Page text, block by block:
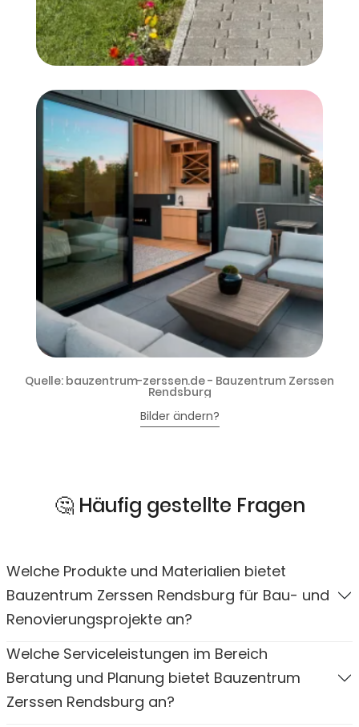
Quelle: bauzentrum-zerssen.de - Bauzentrum Zerssen
Rendsburg
Bilder ändern?
🤔 Häufig gestellte Fragen
Welche Produkte und Materialien bietet
Bauzentrum Zerssen Rendsburg für Bau- und
Renovierungsprojekte an?
Welche Serviceleistungen im Bereich
Beratung und Planung bietet Bauzentrum
Zerssen Rendsburg an?